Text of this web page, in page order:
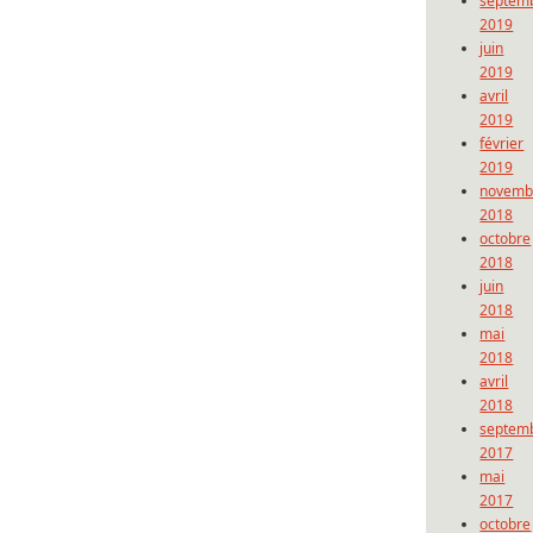
2019
juin
2019
avril
2019
février
2019
2018
octobre
2018
juin
2018
mai
2018
avril
2018
2017
mai
2017
octobre